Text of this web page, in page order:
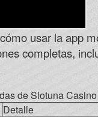
usar la app
completas,
de Slotuna Casino
Detalle